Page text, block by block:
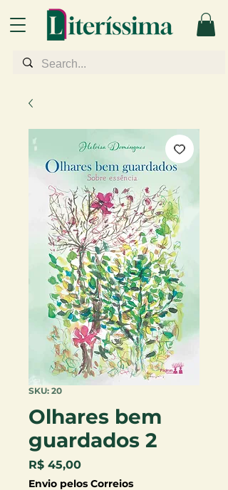
SKU: 20
Olhares bem
guardados 2
R$ 45,00Preço
Envio pelos Correios